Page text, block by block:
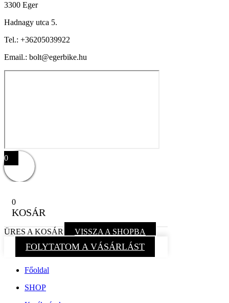
3300 Eger
Hadnagy utca 5.
Tel.: +36205039922
Email.: bolt@egerbike.hu
0
0
KOSÁR
ÜRES A KOSÁR VISSZA A SHOPBA
FOLYTATOM A VÁSÁRLÁST
Főoldal
SHOP